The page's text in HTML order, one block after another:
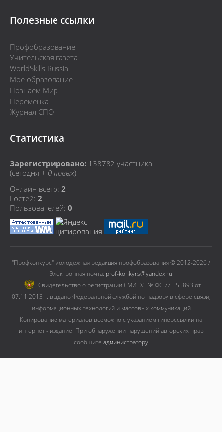
Полезные ссылки
Профобразование
Учительская газета
WorldSkills Russia
Мое образование
Познаем Мир
Переменка
Журнал СПО
Статистика
Зарегистрировано: 138782 участника
(сегодня + 0 новых)
Онлайн всего: 2
Гостей: 2
Пользователей: 0
"Профконкурс" молодежная редакция профобразования © 2012-2026 /
Электронная почта: prof-konkyrs@yandex.ru
Cвидетельство о регистрации СМИ ЭЛ № ФС 77 - 55893 от
07.11.2013 г. выдано Федеральной службой по надзору в сфере связи,
информационных технологий и массовых коммуникаций
Копирование материалов возможно с указанием гиперссылки на
интернет - издание. При обнаружении нарушений авторских прав
сообщите администратору